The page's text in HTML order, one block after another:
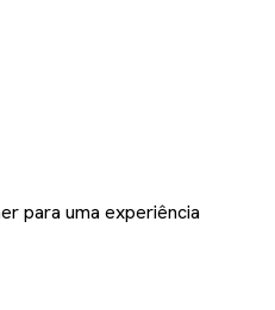
para uma experiência